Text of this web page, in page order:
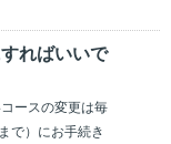
ればいいで
ースの変更は毎
で）にお手続き